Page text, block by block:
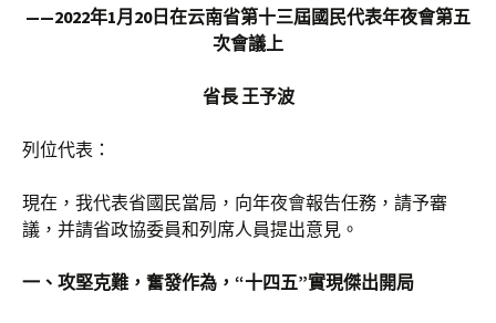
——2022年1月20日在云南省第十三屆國民代表年夜會第五
次會議上
省長 王予波
列位代表：
現在，我代表省國民當局，向年夜會報告任務，請予審
議，并請省政協委員和列席人員提出意見。
一、攻堅克難，奮發作為，“十四五”實現傑出開局